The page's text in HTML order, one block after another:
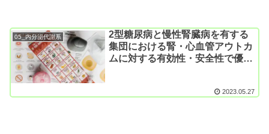
05_内分泌代謝系
2型糖尿病と慢性腎臓病を有する
集団における腎・心血管アウトカ
ムに対する有効性・安全性で優れ
Pract. 2023）
2023.05.27